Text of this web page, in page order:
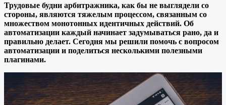
Трудовые будни арбитражника, как бы не выглядели со
стороны, являются тяжелым процессом, связанным со
множеством монотонных идентичных действий. Об
автоматизации каждый начинает задумываться рано, да и
правильно делает. Сегодня мы решили помочь с вопросом
автоматизации и поделиться несколькими полезными
плагинами.